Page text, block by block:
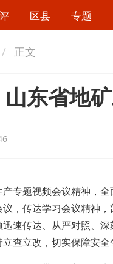
区县 专题
正文
东省地
题视频会议精神，全
，传达学习会议精神
速传达、从严对照、
查立改，切实保障安全